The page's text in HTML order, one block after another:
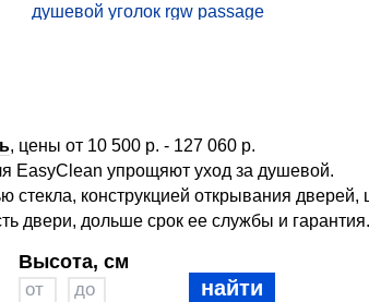
душевой уголок rgw passage
душевое ограждение 90 90
душевая ширма 120
душевой уголок 110 80 цена
90х90 германия
rgw passage pa 46 1200x900x1850
, цены от 10 500 р. - 127 060 р.
EasyClean упрощяют уход за душевой.
стекла, конструкцией открывания
двери, дольше срок ее службы и гарантия.
Высота, см
найти